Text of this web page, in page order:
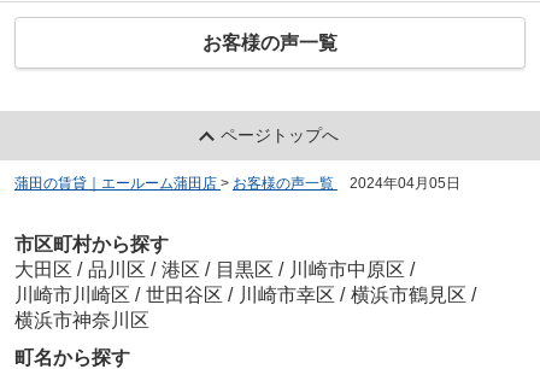
お客様の声一覧
ページトップへ
蒲田の賃貸｜エールーム蒲田店 > お客様の声一覧 2024年04月05日
市区町村から探す
大田区 / 品川区 / 港区 / 目黒区 / 川崎市中原区 /
川崎市川崎区 / 世田谷区 / 川崎市幸区 / 横浜市鶴見区 /
横浜市神奈川区
町名から探す